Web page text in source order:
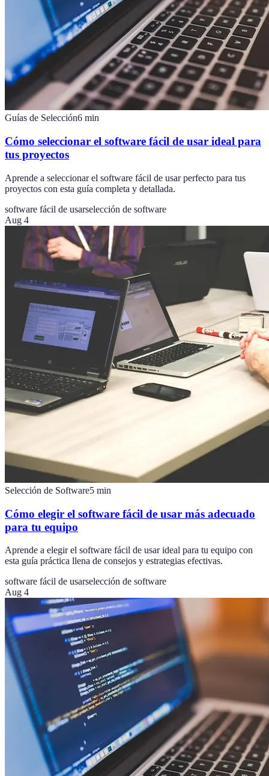
Guías de Selección6 min
Cómo seleccionar el software fácil de usar ideal para
tus proyectos
Aprende a seleccionar el software fácil de usar perfecto para tus
proyectos con esta guía completa y detallada.
software fácil de usarselección de software
Aug 4
Selección de Software5 min
Cómo elegir el software fácil de usar más adecuado
para tu equipo
Aprende a elegir el software fácil de usar ideal para tu equipo con
esta guía práctica llena de consejos y estrategias efectivas.
software fácil de usarselección de software
Aug 4